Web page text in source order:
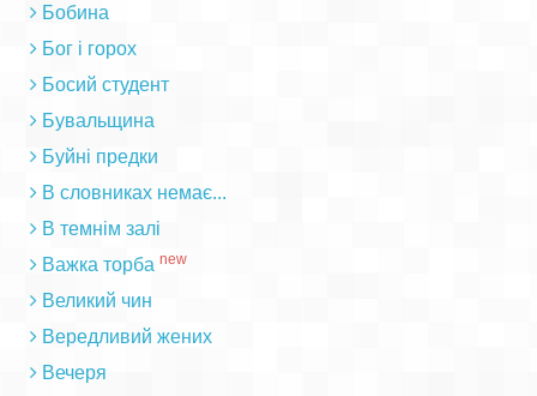
Бобина
Бог і горох
Босий студент
Бувальщина
Буйні предки
В словниках немає...
В темнім залі
Важка торба new
Великий чин
Вередливий жених
Вечеря